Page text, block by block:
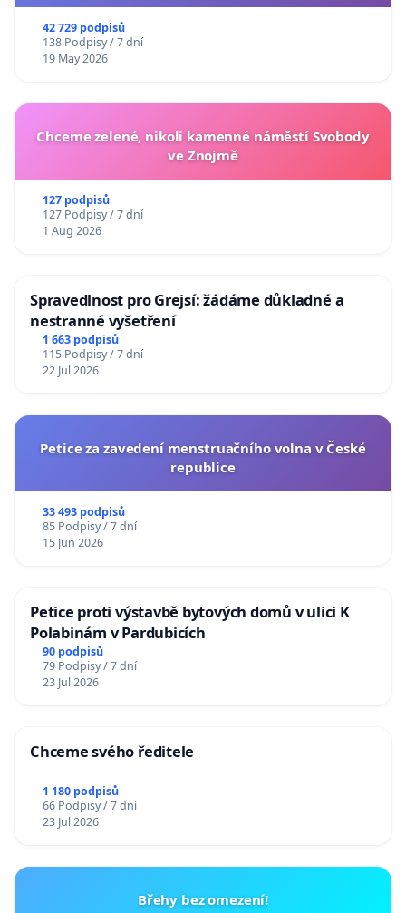
42 729 podpisů
138 Podpisy / 7 dní
19 May 2026
Chceme zelené, nikoli kamenné náměstí Svobody
ve Znojmě
127 podpisů
127 Podpisy / 7 dní
1 Aug 2026
Spravedlnost pro Grejsí: žádáme důkladné a
nestranné vyšetření
1 663 podpisů
115 Podpisy / 7 dní
22 Jul 2026
Petice za zavedení menstruačního volna v České
republice
33 493 podpisů
85 Podpisy / 7 dní
15 Jun 2026
Petice proti výstavbě bytových domů v ulici K
Polabinám v Pardubicích
90 podpisů
79 Podpisy / 7 dní
23 Jul 2026
Chceme svého ředitele
1 180 podpisů
66 Podpisy / 7 dní
23 Jul 2026
Břehy bez omezení!